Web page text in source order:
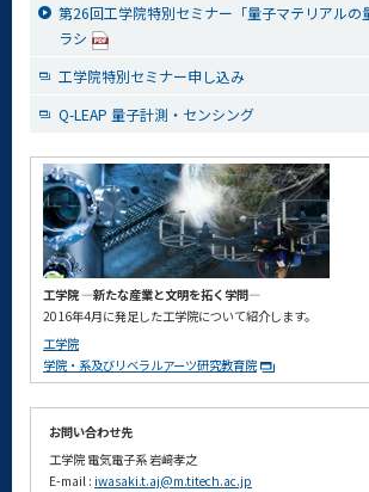
第26回工学院特別セミナー「量子マテリアルの
ラシ
工学院特別セミナー申し込み
Q-LEAP 量子計測・センシング
工学院 ―新たな産業と文明を拓く学問―
2016年4月に発足した工学院について紹介します。
工学院
学院・系及びリベラルアーツ研究教育院
お問い合わせ先
工学院 電気電子系 岩﨑孝之
E-mail : iwasaki.t.aj@m.titech.ac.jp